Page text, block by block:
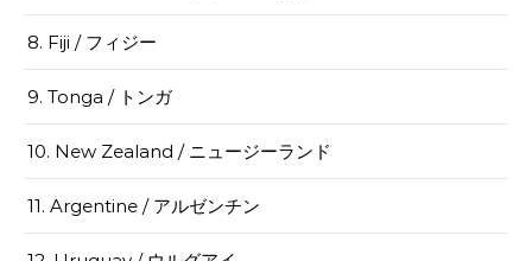
8. Fiji / フィジー
9. Tonga / トンガ
10. New Zealand / ニュージーランド
11. Argentine / アルゼンチン